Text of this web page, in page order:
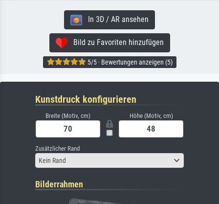
In 3D / AR ansehen
Bild zu Favoriten hinzufügen
5/5 · Bewertungen anzeigen (5)
Kunstdruck konfigurieren
Breite (Motiv, cm) Höhe (Motiv, cm)
Zusätzlicher Rand
Kein Rand
Bilderrahmen